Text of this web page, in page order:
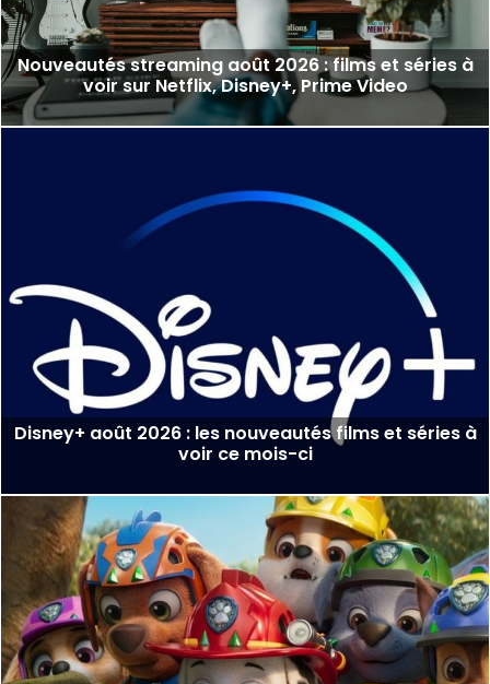
Nouveautés streaming août 2026 : films et séries à
voir sur Netflix, Disney+, Prime Video
Disney+ août 2026 : les nouveautés films et séries à
voir ce mois-ci